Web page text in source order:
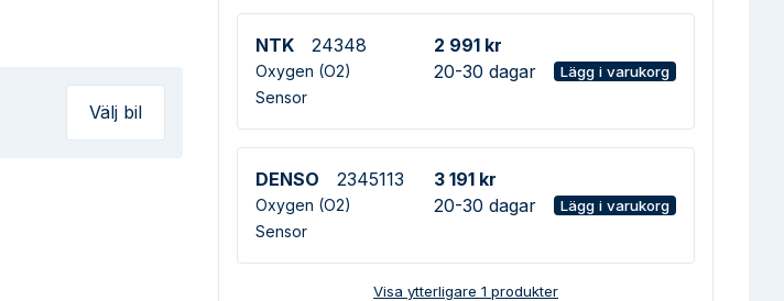
Välj bil
NTK 24348
Oxygen (O2)
Sensor
2 991 kr
20-30 dagar
Lägg i varukorg
DENSO 2345113
Oxygen (O2)
Sensor
3 191 kr
20-30 dagar
Lägg i varukorg
Visa ytterligare 1 produkter